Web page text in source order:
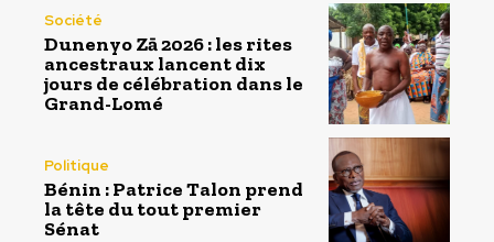
Société
Dunenyo Zā 2026 : les rites
ancestraux lancent dix
jours de célébration dans le
Grand-Lomé
Politique
Bénin : Patrice Talon prend
la tête du tout premier
Sénat